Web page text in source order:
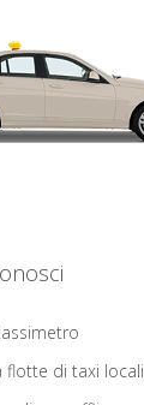
flotte di taxi locali